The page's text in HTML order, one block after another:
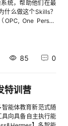
Shell 同时检查了资
本：文件说明
拟资源清单
敏处理保留资源类
本地运行入口都在
署这个小游戏。这是
人机对战和残局挑
三维立体棋子，AI
能会遇到安全组没
们操作掉。
ECS的安全组中没
要修改现有的安全
所以AI SHELL会询
会继续进行一个分
了什么技术，然后
话下达指令，便捷
刻下达生效。云服
通知与监控，自带
，输入请求，自动
合自己的学习和工
用部署。完成应用
案例名称：探索智
服务运维及应用部
响应cid:link_1案例
、性能数据分散、
件、下载附件🤖 自
作流：支持邮件触
Mail 是 AI 的"信
Shell 入口进入 AI
箱 Agently Mail 页
邮箱进行测试，这
你已进入可执行命
下方的界面：
统，帮助他们在最
什么做这个Skills？
One Person
客，有用户不知道
更多信息，而是一
适配"一人公司"约
，且完全免费、随
套将创业诊断方法
五阶段创业诊断模
85 0
特训营
智能体教育新范式随
向具备自主执行能